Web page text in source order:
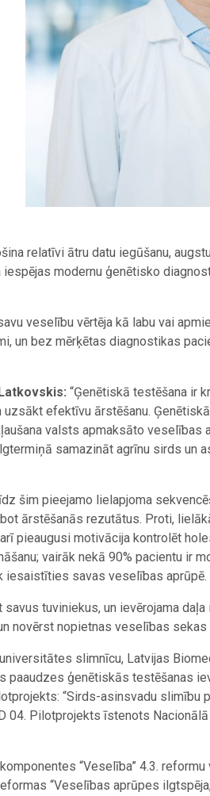
relatīvi ātru datu iegūšanu,
modernu ģenētisko
veselību vērtēja kā labu vai
un bez mērķētas diagnostikas
“Ģenētiskā testēšana ir
efektīvu ārstēšanu.
valsts apmaksāto veselības
samazināt agrīnu sirds un
šim pieejamo lielapjoma
ārstēšanās rezutātus. Proti,
pieaugusi motivācija kontrolēt
vairāk nekā 90% pacientu ir
iesaistīties savas veselības aprūpē.
tuviniekus, un ievērojama
novērst nopietnas veselības sekas
slimnīcu, Latvijas
paaudzes ģenētiskās testēšanas
“Sirds-asinsvadu slimību
04. Pilotprojekts īstenots
“Veselība” 4.3.
“Veselības aprūpes